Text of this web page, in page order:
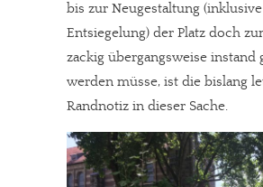
bis zur Neugestaltung (inklusive
Entsiegelung) der Platz doch
zackig übergangsweise instand
werden müsse, ist die bislang
Randnotiz in dieser Sache.